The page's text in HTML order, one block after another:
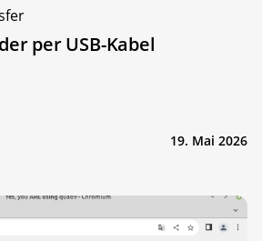
per USB-Kabel
19. Mai 2026